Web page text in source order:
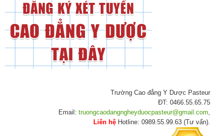
Trường Cao đẳng Y Dược Pasteur
ĐT: 0466.55.65.75
Email: truongcaodangngheyduocpasteur@gmail.com,
Liên hệ Hotline: 0989.55.99.63 (Tư vấn).